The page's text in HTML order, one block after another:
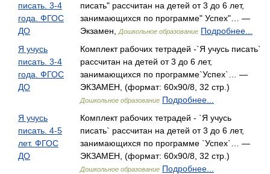
писать. 3-4
года. ФГОС
ДО
писать" рассчитан на детей от 3 до 6 лет,
занимающихся по программе" Успех"… —
Экзамен,
Дошкольное образование Подробнее...
Я учусь
писать. 3-4
года. ФГОС
ДО
Комплект рабочих тетрадей -`Я учусь писать`
рассчитан на детей от 3 до 6 лет,
занимающихся по программе`Успех`… —
ЭКЗАМЕН, (формат: 60x90/8, 32 стр.)
Дошкольное образование Подробнее...
Я учусь
писать. 4-5
лет. ФГОС
ДО
Комплект рабочих тетрадей - `Я учусь
писать` рассчитан на детей от 3 до 6 лет,
занимающихся по программе `Успех`… —
ЭКЗАМЕН, (формат: 60x90/8, 32 стр.)
Дошкольное образование Подробнее...